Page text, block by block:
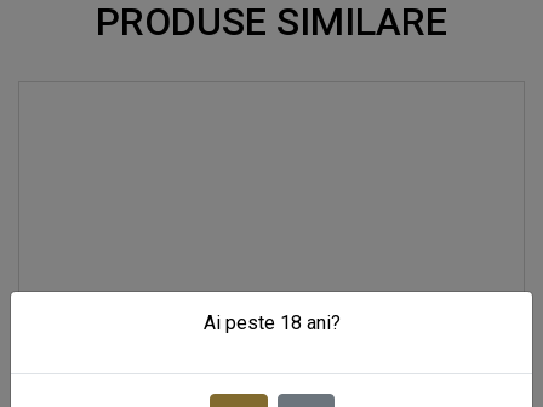
PRODUSE SIMILARE
Ai peste 18 ani?